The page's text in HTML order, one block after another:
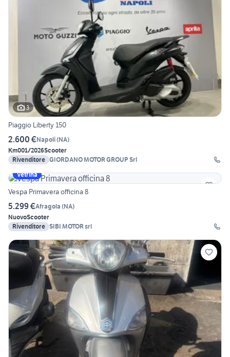
3
Piaggio Liberty 150
2.600 €Napoli(NA)
Km001/2026Scooter
Rivenditore GIORDANO MOTOR GROUP Srl
Vetrina
Vespa Primavera officina 8
5.299 €Afragola (NA)
NuovoScooter
Rivenditore SIBI MOTOR srl